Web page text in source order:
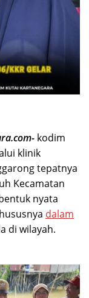
kodim
klinik
tepatnya
Kecamatan
nyata
dalam
di wilayah.